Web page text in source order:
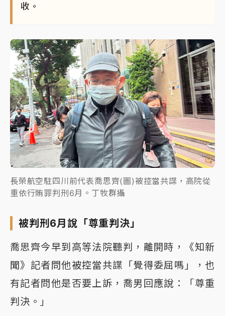
收。
長榮航空駐四川前代表喬思齊(圖)被控當共諜，高院從
重依行賄罪判刑6月。丁牧群攝
被判刑6月說「尊重判決」
喬思齊今早到高等法院聽判，離開時，《知新
聞》記者問他被控當共諜「覺得委屈嗎」，也
有記者問他是否要上訴，喬男回應說：「尊重
判決。」